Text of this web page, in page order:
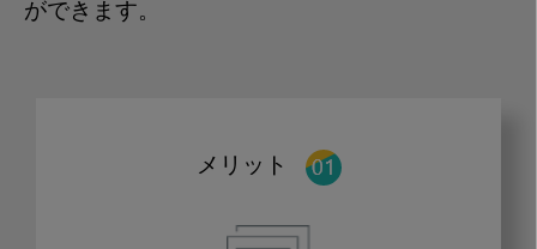
ができます。
メリット